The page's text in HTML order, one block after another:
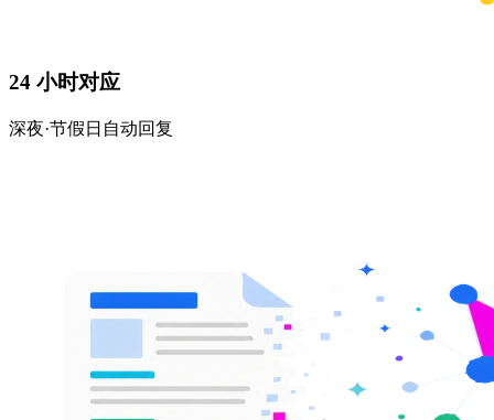
24 小时对应
深夜·节假日自动回复